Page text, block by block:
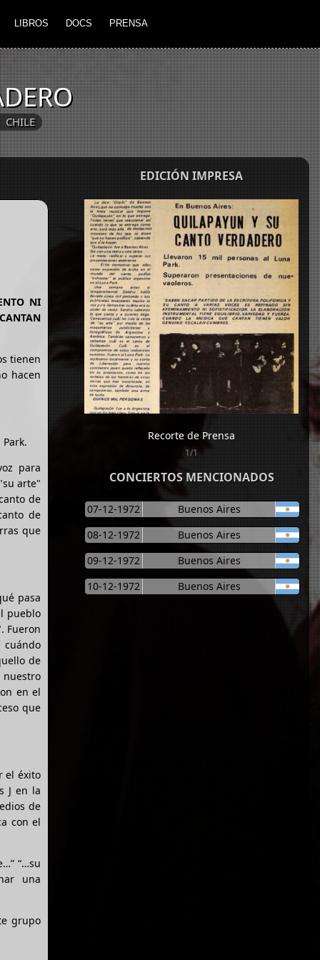
LIBROS DOCS PRENSA
CHILE
NI
tienen
hacen
para
arte"
de
de
que
pasa
pueblo
Fueron
de
nuestro
en el
que
el éxito
J en la
de
con el
“…su
una
grupo
EDICIÓN IMPRESA
Recorte de Prensa
1/1
CONCIERTOS MENCIONADOS
07-12-1972
Buenos Aires
08-12-1972
Buenos Aires
09-12-1972
Buenos Aires
10-12-1972
Buenos Aires